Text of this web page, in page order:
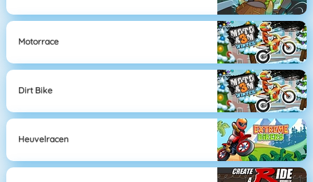
Motorrace
Dirt Bike
Heuvelracen